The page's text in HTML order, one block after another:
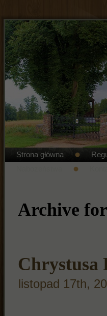
Strona główna
Archive
Chrystusa
listopad 17th,